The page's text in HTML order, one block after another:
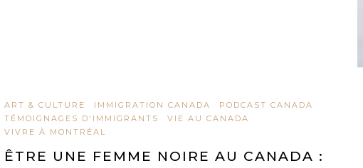
ART & CULTURE IMMIGRATION CANADA
PODCAST CANADA
TÉMOIGNAGES D'IMMIGRANTS
VIE AU CANADA
VIVRE À MONTRÉAL
ÊTRE UNE FEMME NOIRE AU CANADA :